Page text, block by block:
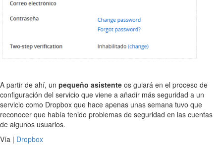
A partir de ahí, un pequeño asistente os guiará en el proceso de
configuración del servicio que viene a añadir más seguridad a un
servicio como Dropbox que hace apenas unas semana tuvo que
reconocer que había tenido problemas de seguridad en las cuentas
de algunos usuarios.
Vía | Dropbox